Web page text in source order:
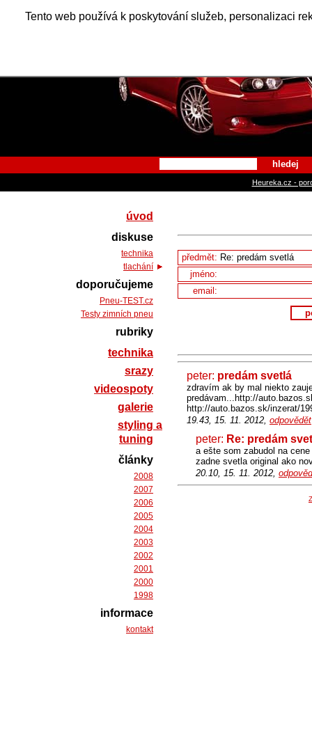
Tento web používá k poskytování služeb, personalizaci
Alfa
hledej
Heureka.cz -
předmět:
jméno:
email:
peter: predám svetlá
zdravím ak by mal niekto
predávam...http://
http://auto.bazos.sk/inzerat/
19.43, 15. 11. 2012, odpovědět
peter: Re: predám
a ešte som zabudol na
zadne svetla original ako
20.10, 15. 11. 2012,
úvod
diskuse
technika
tlachání
doporučujeme
Pneu-TEST.cz
Testy zimních pneu
rubriky
technika
srazy
videospoty
galerie
styling a
tuning
články
2008
2007
2006
2005
2004
2003
2002
2001
2000
1998
informace
kontakt